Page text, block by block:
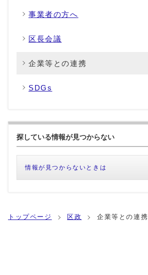
事業者の方へ
区長会議
企業等との連携
SDGs
探している情報が見つからない
情報が見つからないときは
トップページ 区政 企業等との連携